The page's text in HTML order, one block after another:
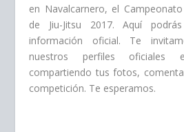
en Navalcarnero, el
de Jiu-Jitsu 2017. Aquí
información oficial. Te
nuestros perfiles oficiales
compartiendo tus fotos,
competición. Te esperamos.